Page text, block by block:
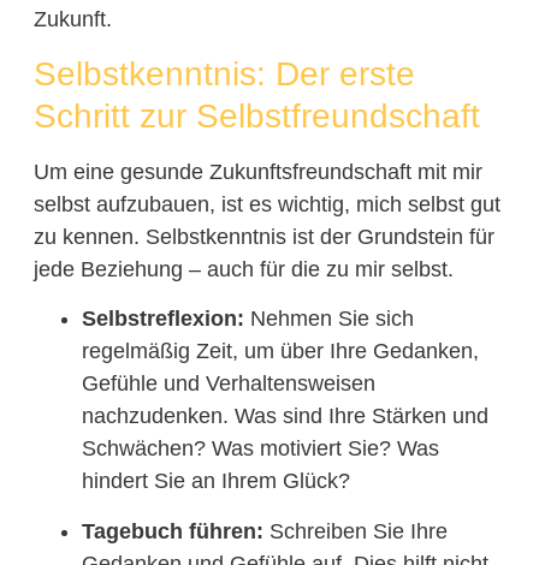
Zukunft.
Selbstkenntnis: Der erste
Schritt zur Selbstfreundschaft
Um eine gesunde Zukunftsfreundschaft mit mir
selbst aufzubauen, ist es wichtig, mich selbst gut
zu kennen. Selbstkenntnis ist der Grundstein für
jede Beziehung – auch für die zu mir selbst.
Selbstreflexion: Nehmen Sie sich
regelmäßig Zeit, um über Ihre Gedanken,
Gefühle und Verhaltensweisen
nachzudenken. Was sind Ihre Stärken und
Schwächen? Was motiviert Sie? Was
hindert Sie an Ihrem Glück?
Tagebuch führen: Schreiben Sie Ihre